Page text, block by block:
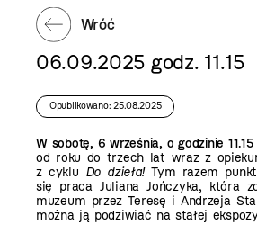
Wróć
06.09.2025 godz. 11.15
Opublikowano: 25.08.2025
W sobotę, 6 września, o godzinie 11.15
od roku do trzech lat wraz z
z cyklu Do dzieła!Tym razem
się praca Juliana Jończyka, która
muzeum przez Teresę i Andrzeja
można ją podziwiać na stałej